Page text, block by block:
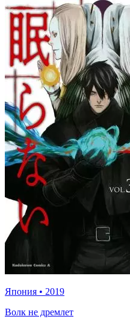
Япония • 2019
Волк не дремлет